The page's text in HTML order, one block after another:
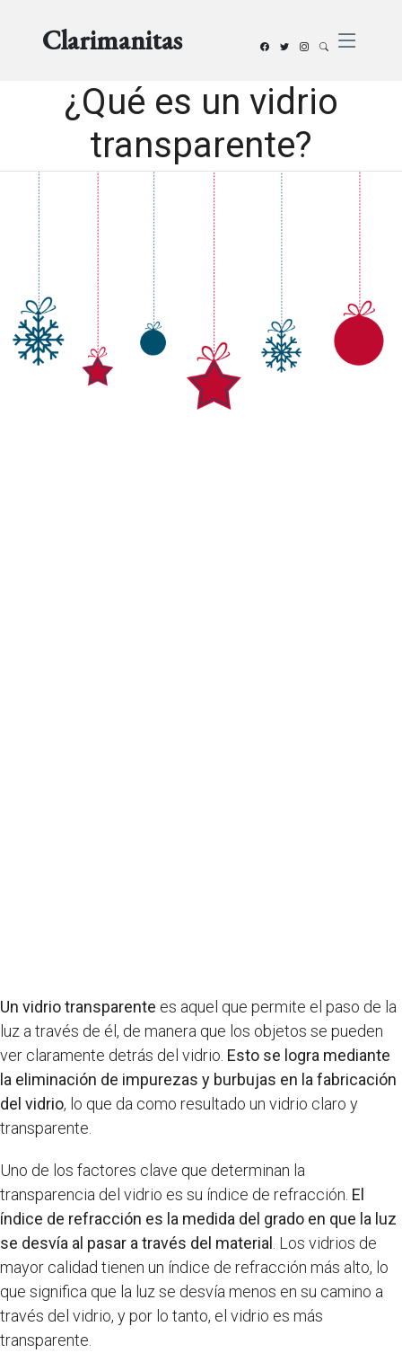
Clarimanitas
¿Qué es un vidrio
transparente?
Un vidrio transparente es aquel que permite el paso de la
luz a través de él, de manera que los objetos se pueden
ver claramente detrás del vidrio. Esto se logra mediante
la eliminación de impurezas y burbujas en la fabricación
del vidrio, lo que da como resultado un vidrio claro y
transparente.
Uno de los factores clave que determinan la
transparencia del vidrio es su índice de refracción. El
índice de refracción es la medida del grado en que la luz
se desvía al pasar a través del material
. Los vidrios de
mayor calidad tienen un índice de refracción más alto, lo
que significa que la luz se desvía menos en su camino a
través del vidrio, y por lo tanto, el vidrio es más
transparente.